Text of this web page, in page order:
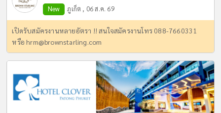
New ภูเก็ต , 06 ส.ค. 69
เปิดรับสมัครงานหลายอัตรา !! สนใจสมัครงานโทร 088-7660331
หรือhrm@brownstarling.com